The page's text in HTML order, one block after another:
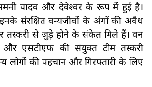
यादव और देवेश्वर के रूप में हुई है।
इनके संरक्षित वन्यजीवों के अंगों की अवैध
तस्करी से जुड़े होने के संकेत मिले हैं। वन
और एसटीएफ की संयुक्त टीम तस्करी
लोगों की पहचान और गिरफ्तारी के लिए